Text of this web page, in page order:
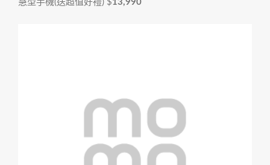
慧型手機(送超值好禮) $13,990